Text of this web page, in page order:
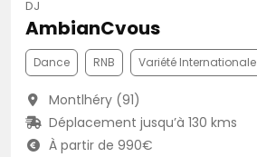
DJ
AmbianCvous
Dance RNB Variété Internationale
Montlhéry (91)
Déplacement jusqu’à 130 kms
À partir de 990€